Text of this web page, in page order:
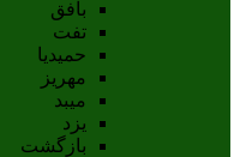
بافق
تفت
حميديا
مهریز
ميبد
يزد
بازگشت